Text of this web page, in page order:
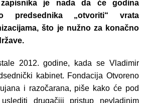
je nada da će godina
predsednika „otvoriti“ vrata
što je nužno za konačno
2012. godine, kada se Vladimir
kabinet. Fondacija Otvoreno
i razočarana, piše kako će pod
drugačiji pristup nevladinim